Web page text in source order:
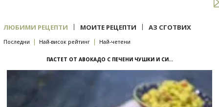
ЛЮБИМИ РЕЦЕПТИ | МОИТЕ РЕЦЕПТИ | АЗ СГОТВИХ
Последни | Най-висок рейтинг | Най-четени
ПАСТЕТ ОТ АВОКАДО С ПЕЧЕНИ ЧУШКИ И СИ...